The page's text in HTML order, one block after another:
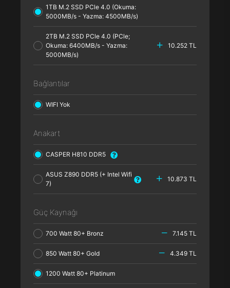
1TB M.2 SSD PCle 4.0 (Okuma:
5000MB/s - Yazma: 4500MB/s)
2TB M.2 SSD PCle 4.0 (PCle;
Okuma: 6400MB/s - Yazma:
5000MB/s)
10.252 TL
Bağlantılar
WIFI Yok
Anakart
CASPER H810 DDR5
ASUS Z890 DDR5 (+ Intel Wifi
7)
10.873 TL
Güç Kaynağı
700 Watt 80+ Bronz 7.145 TL
850 Watt 80+ Gold 4.349 TL
1200 Watt 80+ Platinum